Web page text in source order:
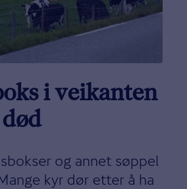
i veikanten
og annet søppel
kyr dør etter å ha